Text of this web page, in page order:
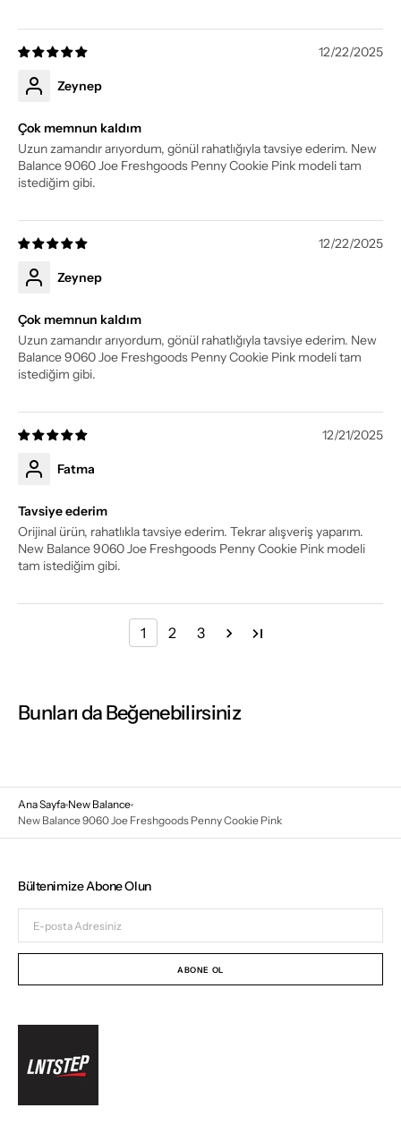
12/22/2025
Zeynep
Çok memnun kaldım
Uzun zamandır arıyordum, gönül rahatlığıyla tavsiye ederim. New
Balance 9060 Joe Freshgoods Penny Cookie Pink modeli tam
istediğim gibi.
12/22/2025
Zeynep
Çok memnun kaldım
Uzun zamandır arıyordum, gönül rahatlığıyla tavsiye ederim. New
Balance 9060 Joe Freshgoods Penny Cookie Pink modeli tam
istediğim gibi.
12/21/2025
Fatma
Tavsiye ederim
Orijinal ürün, rahatlıkla tavsiye ederim. Tekrar alışveriş yaparım.
New Balance 9060 Joe Freshgoods Penny Cookie Pink modeli
tam istediğim gibi.
1 2 3
Bunları da Beğenebilirsiniz
Ana Sayfa New Balance
New Balance 9060 Joe Freshgoods Penny Cookie Pink
Bültenimize Abone Olun
posta
Adresiniz
ABONE OL